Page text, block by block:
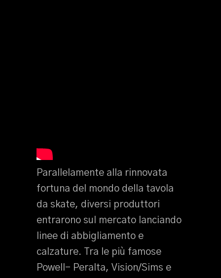
Parallelamente alla rinnovata
fortuna del mondo della tavola
da skate, diversi produttori
entrarono sul mercato lanciando
linee di abbigliamento e
calzature. Tra le più famose
Powell- Peralta, Vision/Sims e